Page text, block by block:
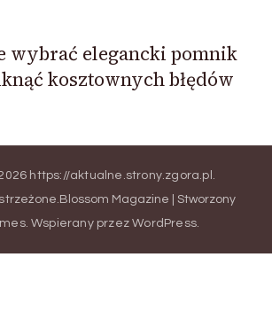
wybrać elegancki pomnik
kosztownych błędów
https://aktualne.strony.zgora.pl
Blossom Magazine | Stworzony
. Wspierany przezWordPress